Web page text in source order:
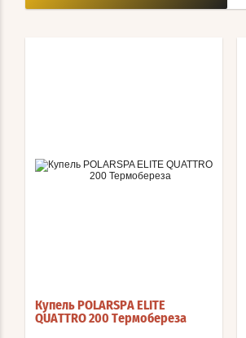
Купель POLARSPA ELITE
QUATTRO 200 Термобереза